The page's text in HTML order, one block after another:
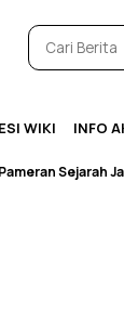
WIKI INFO
Sejarah Jadi